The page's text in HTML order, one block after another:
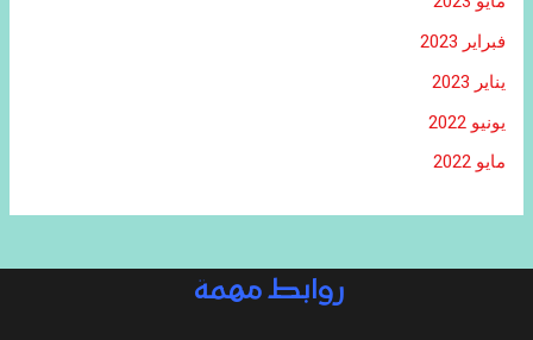
فبراير 2023
يناير 2023
يونيو 2022
مايو 2022
روابط مهمة